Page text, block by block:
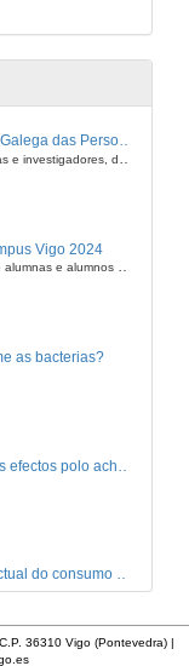
G-Night 2023. Noite Galega das Persoas Investigadoras. Conciencias creativas
Vigo 2024
Preto de medio millar de alumnas e alumnos buscan coñecer máis de preto as oportunidades que lles achegan as arredor de medio cento de empresas que participan na edición viguesa da feira. Xunto coa visita aos stands, durante a feria desenvólvense varias actividades complementarias, como obradoiros, conversas, mesas redondas ou o pasaporte de empregabilidade, un espazo no que poderán recibir asesoramento sobre o seu CV.
as bacterias?
¿Cal é a situación actual do consumo cinematográfico?
36310 Vigo (Pontevedra) |